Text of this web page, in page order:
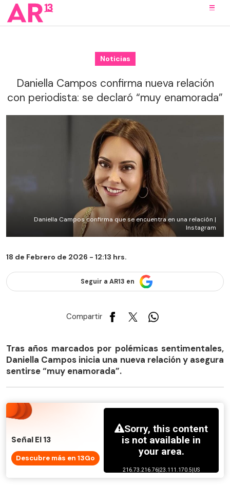
Noticias
Daniella Campos confirma nueva relación
con periodista: se declaró “muy enamorada”
Daniella Campos confirma que se encuentra en una relación |
Instagram
18 de Febrero de 2026 - 12:13 hrs.
Seguir a AR13 en
Compartir
Tras años marcados por polémicas sentimentales,
Daniella Campos inicia una nueva relación y asegura
sentirse “muy enamorada”.
Señal El 13
Descubre más en 13Go